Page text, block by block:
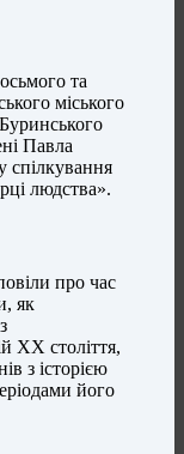
та
міського
Павла
спілкування
людства».
про час
як
ХХ століття,
з історією
його